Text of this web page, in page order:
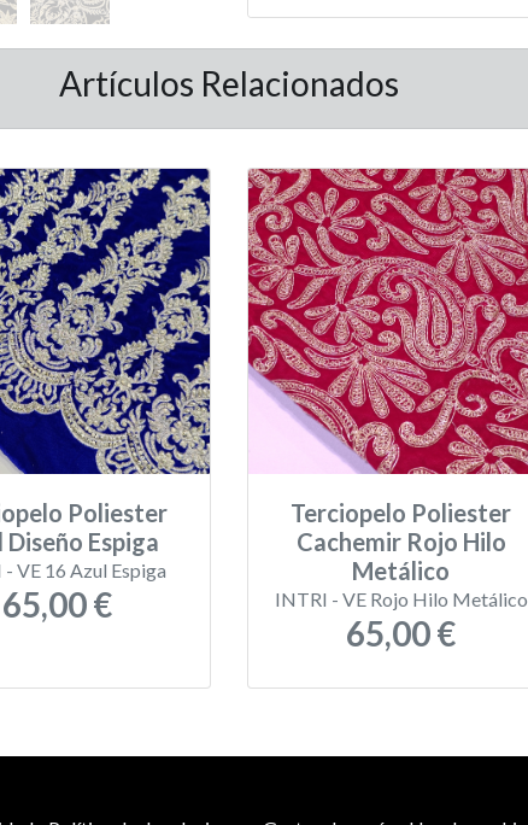
Artículos Relacionados
Poliester
Diseño Espiga
VE 16 Azul Espiga
65,00 €
Terciopelo Poliester
Cachemir Rojo Hilo
Metálico
INTRI - VE Rojo Hilo Metálico
65,00 €